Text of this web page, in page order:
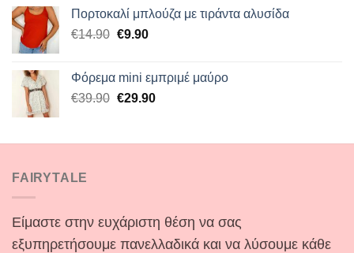
Πορτοκαλί μπλούζα με τιράντα αλυσίδα
€14.90 Original
€14.90.
€9.90Η
είναι:
€9.90.
Φόρεμα mini εμπριμέ μαύρο
€39.90 Original
€39.90.
€29.90Η
είναι:
FAIRYTALE
Είμαστε στην ευχάριστη θέση να σας
εξυπηρετήσουμε πανελλαδικά και να λύσουμε κάθε